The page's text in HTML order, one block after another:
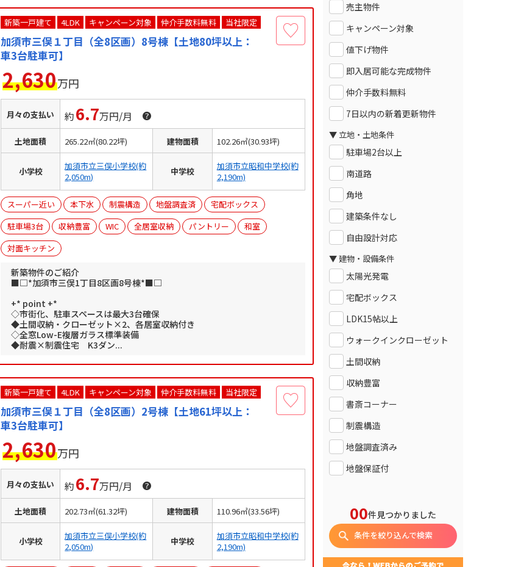
新築一戸建て 4LDK キャンペーン対象 仲介手数料無料 当社限定
加須市三俣１丁目（全8区画）8号棟【土地80坪以上：
車3台駐車可】
2,630万円
月々の支払い 約6.7万円/月
土地面積 265.22㎡(80.22坪) 建物面積 102.26㎡(30.93坪)
小学校
加須市立三俣小学校(約
2,050m)
中学校
加須市立昭和中学校(約
2,190m)
スーパー近い 本下水 制震構造 地盤調査済
宅配ボックス
駐車場3台
収納豊富 WIC 全居室収納 パントリー
和室
対面キッチン
新築物件のご紹介
■□*加須市三俣1丁目8区画8号棟*■□
+* point +*
◇市街化、駐車スペースは最大3台確保
◆土間収納・クローゼット×2、各居室収納付き
◇全窓Low-E複層ガラス標準装備
◆耐震×制震住宅 K3ダン...
新築一戸建て 4LDK キャンペーン対象 仲介手数料無料 当社限定
加須市三俣１丁目（全8区画）2号棟【土地61坪以上：
車3台駐車可】
2,630万円
月々の支払い 約6.7万円/月
土地面積 202.73㎡(61.32坪) 建物面積 110.96㎡(33.56坪)
小学校
加須市立三俣小学校(約
2,050m)
中学校
加須市立昭和中学校(約
2,190m)
売主物件
キャンペーン対象
値下げ物件
即入居可能な完成物件
仲介手数料無料
7日以内の新着更新物件
▼ 立地・土地条件
駐車場2台以上
南道路
角地
建築条件なし
自由設計対応
▼ 建物・設備条件
太陽光発電
宅配ボックス
LDK15帖以上
ウォークインクローゼット
土間収納
収納豊富
書斎コーナー
制震構造
地盤調査済み
地盤保証付
00件見つかりました
条件を絞り込んで検索